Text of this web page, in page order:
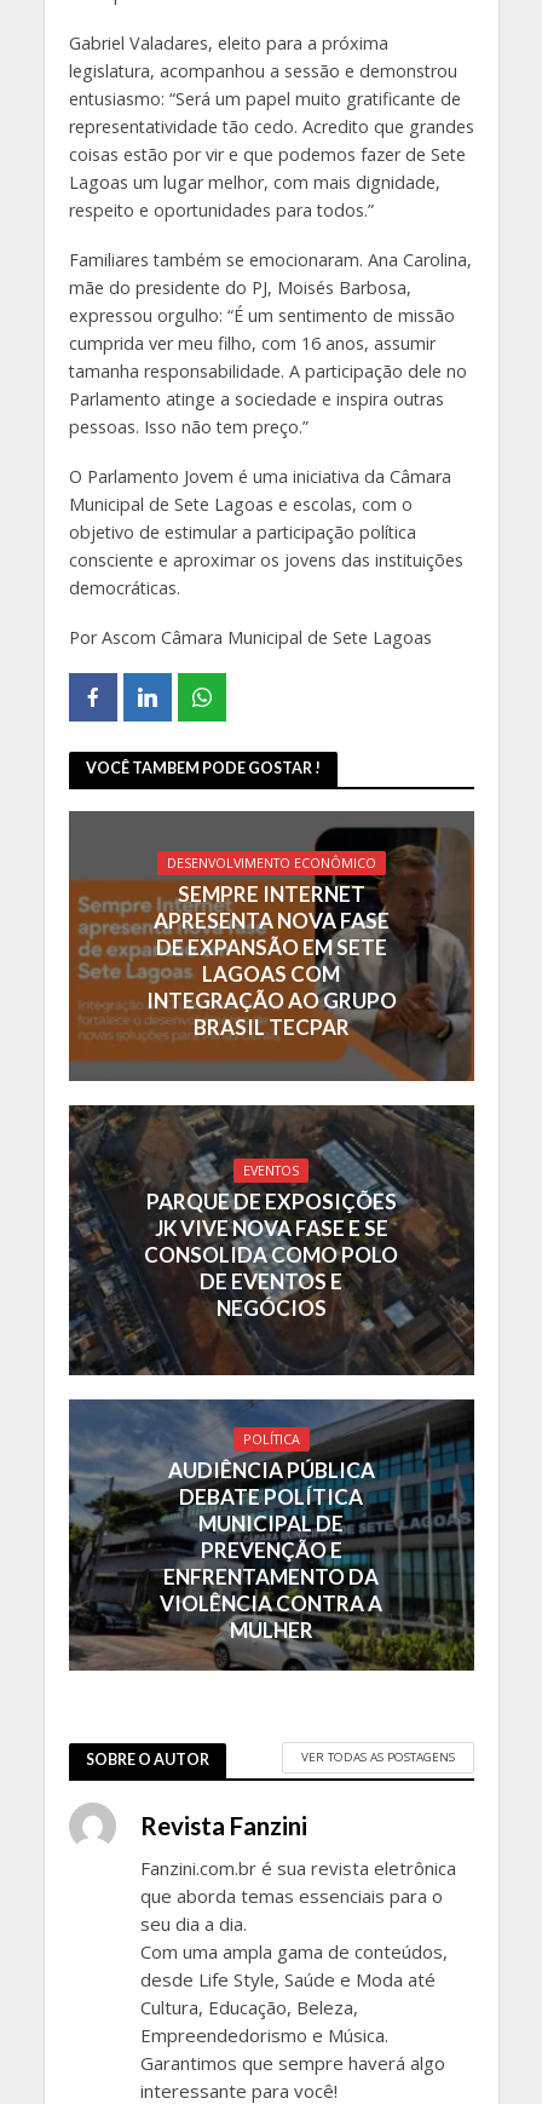
Gabriel Valadares, eleito para a próxima
legislatura, acompanhou a sessão e demonstrou
entusiasmo: “Será um papel muito gratificante de
representatividade tão cedo. Acredito que grandes
coisas estão por vir e que podemos fazer de Sete
Lagoas um lugar melhor, com mais dignidade,
respeito e oportunidades para todos.”
Familiares também se emocionaram. Ana Carolina,
mãe do presidente do PJ, Moisés Barbosa,
expressou orgulho: “É um sentimento de missão
cumprida ver meu filho, com 16 anos, assumir
tamanha responsabilidade. A participação dele no
Parlamento atinge a sociedade e inspira outras
pessoas. Isso não tem preço.”
O Parlamento Jovem é uma iniciativa da Câmara
Municipal de Sete Lagoas e escolas, com o
objetivo de estimular a participação política
consciente e aproximar os jovens das instituições
democráticas.
Por Ascom Câmara Municipal de Sete Lagoas
VOCÊ TAMBEM PODE GOSTAR !
DESENVOLVIMENTO ECONÔMICO
SEMPRE INTERNET
APRESENTA NOVA FASE
DE EXPANSÃO EM SETE
LAGOAS COM
INTEGRAÇÃO AO GRUPO
BRASIL TECPAR
EVENTOS
PARQUE DE EXPOSIÇÕES
JK VIVE NOVA FASE E SE
CONSOLIDA COMO POLO
DE EVENTOS E
NEGÓCIOS
POLÍTICA
AUDIÊNCIA PÚBLICA
DEBATE POLÍTICA
MUNICIPAL DE
PREVENÇÃO E
ENFRENTAMENTO DA
VIOLÊNCIA CONTRA A
MULHER
SOBRE O AUTOR VER TODAS AS POSTAGENS
Revista Fanzini
Fanzini.com.br é sua revista eletrônica
que aborda temas essenciais para o
seu dia a dia.
Com uma ampla gama de conteúdos,
desde Life Style, Saúde e Moda até
Cultura, Educação, Beleza,
Empreendedorismo e Música.
Garantimos que sempre haverá algo
interessante para você!